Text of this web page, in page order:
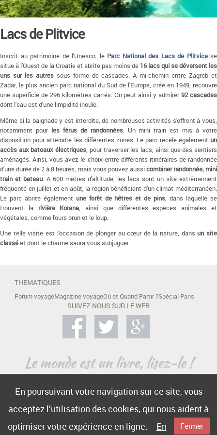
En poursuivant votre navigation sur ce site, vous
acceptez l’utilisation des cookies, qui nous aident à
optimiser votre expérience en ligne.
Fermer
En
Lacs de Plitvice
Inscrit au patrimoine de l'Unesco, le Parc National des Lacs de Plitvicese
situe à l'Ouest de la Croatie et abrite pas moins de 16 lacs qui se déversent les
uns sur les autressous forme de cascades. A mi-chemin entre Zagreb et
Zadar, le plus ancien parc national du Sud de l'Europe, créé en 1949, recouvre
une superficie de 296 kilomètres carrés. On peut ainsi y admirer92 cascades
dont l'eau est d'une limpidité inouïe.
Même si la baignade y est interdite, de nombreuses activités s'offrent à vous,
notamment pour les férus de randonnées. Un mini train est mis à votre
disposition pour atteindre les différentes zones. Le parc recèle également un
accès aux bateaux électriques, pour traverser les lacs, ainsi que des sentiers
aménagés. Ainsi, vous avez le choix entre différents itinéraires de randonnée
d'une durée de 2 à 8 heures, mais vous pouvez aussicombiner randonnée, mini
train et bateau. A 600 mètres d'altitude, les lacs sont un site extrêmement
fréquenté en juillet et en août, la région bénéficiant d'un climat méditerranéen.
Le parc abrite également une forêt de hêtres et de pins, dans laquelle se
trouvent la rivière Korana, ainsi que différentes espèces animales et
végétales, comme l'ours brun et le loup.
Une telle visite est l'occasion de plonger au cœur de la nature, dans un site
classéet dont le charme saura vous subjuguer.
THEMATIQUES
Forum voyageMagazine voyageOù et Quand Partir ?Spécial Paris
SUIVEZ-NOUS SUR LE WEB
A PROPOS
ContactMentions légalesPublicité